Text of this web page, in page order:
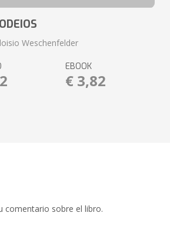
Weschenfelder
EBOOK
€ 3,82
comentario sobre el libro.